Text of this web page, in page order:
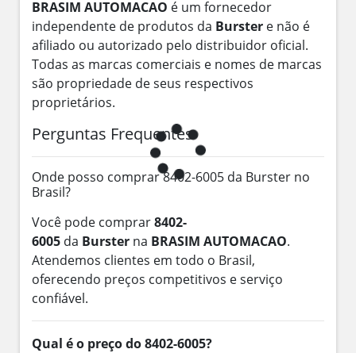
BRASIM AUTOMACAO é um fornecedor
independente de produtos da Burster e não é
afiliado ou autorizado pelo distribuidor oficial.
Todas as marcas comerciais e nomes de marcas
são propriedade de seus respectivos
proprietários.
Perguntas Frequentes
Onde posso comprar 8402-6005 da Burster no
Brasil?
Você pode comprar8402-
6005 da Burster na BRASIM AUTOMACAO.
Atendemos clientes em todo o Brasil,
oferecendo preços competitivos e serviço
confiável.
Qual é o preço do 8402-6005?